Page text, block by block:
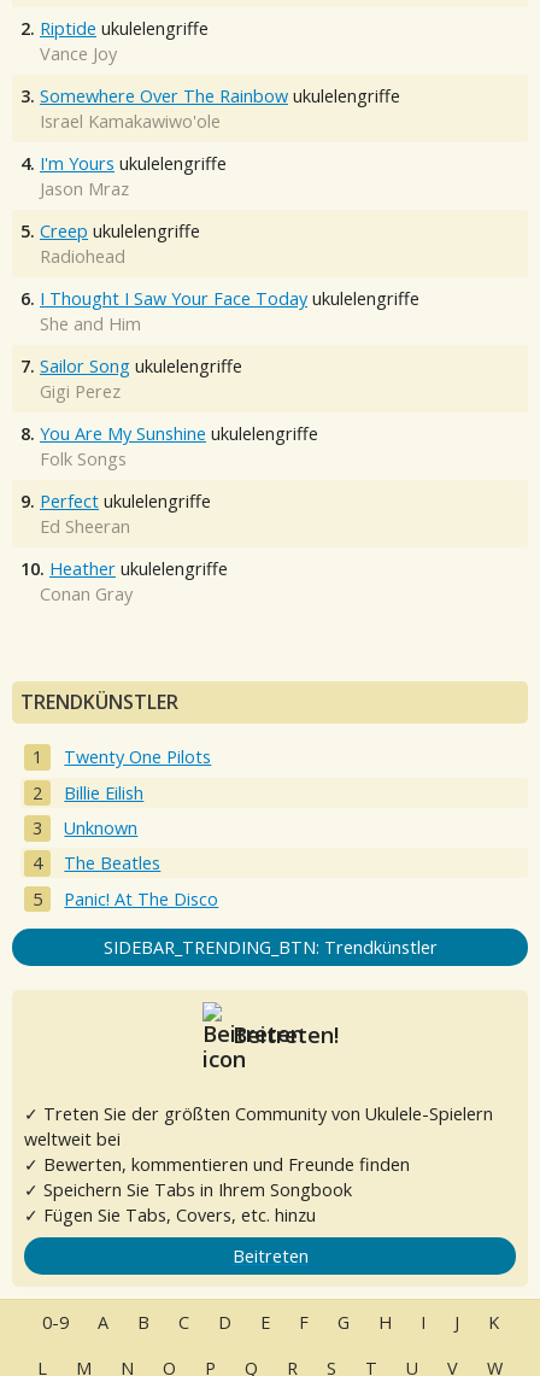
2. Riptide ukulelengriffe
Vance Joy
3. Somewhere Over The Rainbow ukulelengriffe
Israel Kamakawiwo'ole
4. I'm Yours ukulelengriffe
Jason Mraz
5. Creep ukulelengriffe
Radiohead
6. I Thought I Saw Your Face Today ukulelengriffe
She and Him
7. Sailor Song ukulelengriffe
Gigi Perez
8. You Are My Sunshine ukulelengriffe
Folk Songs
9. Perfect ukulelengriffe
Ed Sheeran
10. Heather ukulelengriffe
Conan Gray
TRENDKÜNSTLER
Twenty One Pilots
Billie Eilish
Unknown
The Beatles
Panic! At The Disco
SIDEBAR_TRENDING_BTN: Trendkünstler
Beitreten!
✓ Treten Sie der größten Community von Ukulele-Spielern
weltweit bei
✓ Bewerten, kommentieren und Freunde finden
✓ Speichern Sie Tabs in Ihrem Songbook
✓ Fügen Sie Tabs, Covers, etc. hinzu
Beitreten
0-9 A B C D E F G H I J
K
L
M N O P Q R S T U V W